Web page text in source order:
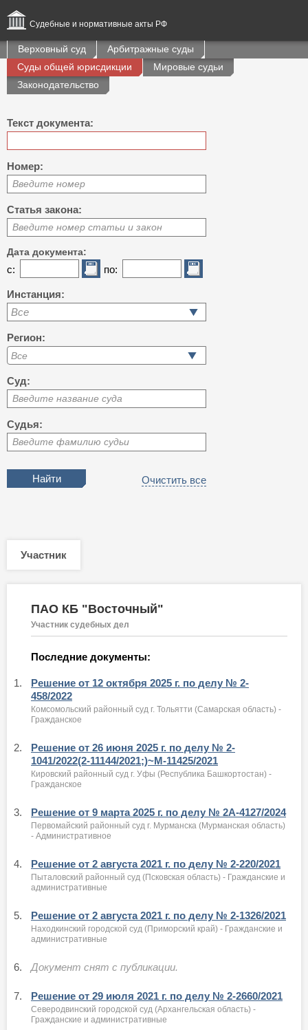
Судебные и нормативные акты РФ
Верховный суд
Арбитражные суды
Суды общей юрисдикции
Мировые судьи
Законодательство
Текст документа:
Номер:
Введите номер
Статья закона:
Введите номер статьи и закон
Дата документа:
с: по:
Инстанция:
Все
Регион:
Суд:
Введите название суда
Судья:
Введите фамилию судьи
Очистить все
Участник
ПАО КБ "Восточный"
Участник судебных дел
Последние документы:
1.
Решение от 12 октября 2025 г. по делу № 2-
458/2022
Комсомольский районный суд г. Тольятти (Самарская область) -
Гражданское
2.
Решение от 26 июня 2025 г. по делу № 2-
1041/2022(2-11144/2021;)~М-11425/2021
Кировский районный суд г. Уфы (Республика Башкортостан) -
Гражданское
3. Решение от 9 марта 2025 г. по делу № 2А-4127/2024
Первомайский районный суд г. Мурманска (Мурманская область)
- Административное
4. Решение от 2 августа 2021 г. по делу № 2-220/2021
Пыталовский районный суд (Псковская область) - Гражданские и
административные
5. Решение от 2 августа 2021 г. по делу № 2-1326/2021
Находкинский городской суд (Приморский край) - Гражданские и
административные
6. Документ снят с публикации.
7. Решение от 29 июля 2021 г. по делу № 2-2660/2021
Северодвинский городской суд (Архангельская область) -
Гражданские и административные